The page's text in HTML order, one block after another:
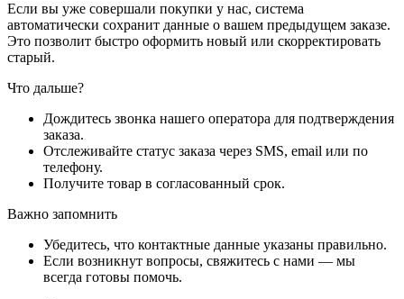
Если вы уже совершали покупки у нас, система
автоматически сохранит данные о вашем предыдущем заказе.
Это позволит быстро оформить новый или скорректировать
старый.
Что дальше?
Дождитесь звонка нашего оператора для подтверждения
заказа.
Отслеживайте статус заказа через SMS, email или по
телефону.
Получите товар в согласованный срок.
Важно запомнить
Убедитесь, что контактные данные указаны правильно.
Если возникнут вопросы, свяжитесь с нами — мы
всегда готовы помочь.